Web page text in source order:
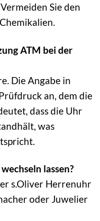
Sie den
ATM bei der
Die Angabe in
an, dem die
dass die Uhr
was
lassen?
s.Oliver Herrenuhr
oder Juwelier